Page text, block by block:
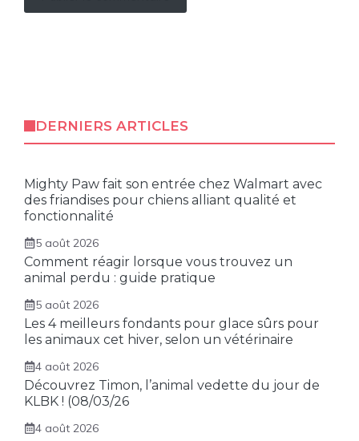
DERNIERS ARTICLES
Mighty Paw fait son entrée chez Walmart avec
des friandises pour chiens alliant qualité et
fonctionnalité
5 août 2026
Comment réagir lorsque vous trouvez un
animal perdu : guide pratique
5 août 2026
Les 4 meilleurs fondants pour glace sûrs pour
les animaux cet hiver, selon un vétérinaire
4 août 2026
Découvrez Timon, l’animal vedette du jour de
KLBK ! (08/03/26
4 août 2026